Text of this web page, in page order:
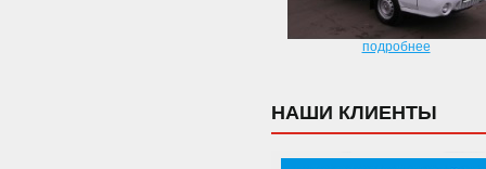
подробнее
НАШИ КЛИЕНТЫ